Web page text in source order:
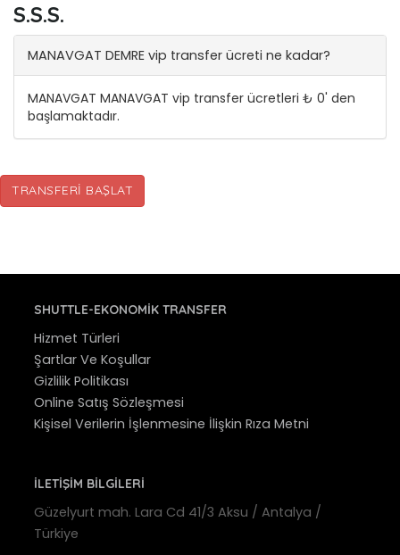
S.S.S.
MANAVGAT DEMRE vip transfer ücreti ne kadar?
MANAVGAT MANAVGAT vip transfer ücretleri ₺ 0' den
başlamaktadır.
TRANSFERI BAŞLAT
SHUTTLE-EKONOMIK TRANSFER
Hizmet Türleri
Şartlar Ve Koşullar
Gizlilik Politikası
Online Satış Sözleşmesi
Kişisel Verilerin İşlenmesine İlişkin Rıza Metni
İLETİŞİM BİLGİLERİ
Güzelyurt mah. Lara Cd 41/3 Aksu / Antalya /
Türkiye